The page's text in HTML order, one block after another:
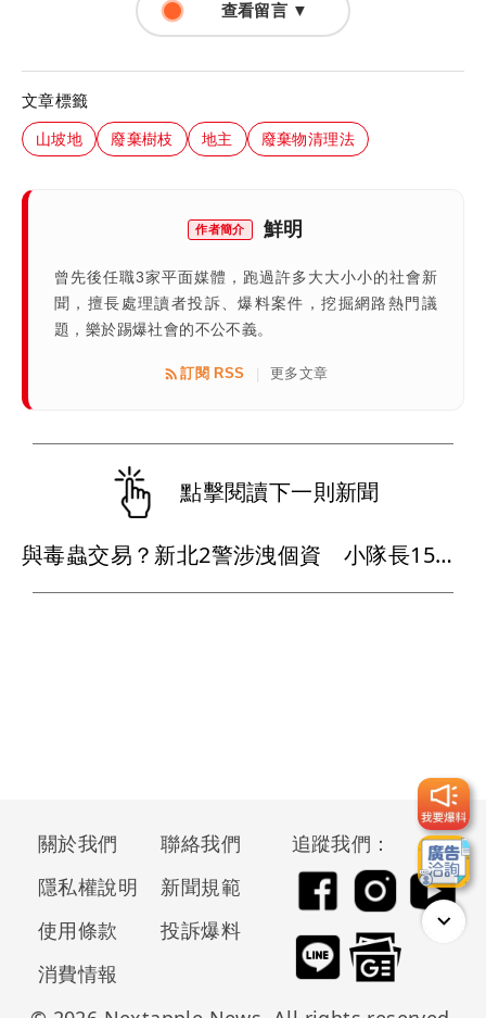
查看留言 ▼
文章標籤
山坡地 廢棄樹枝 地主 廢棄物清理法
作者簡介 鮮明
曾先後任職3家平面媒體，跑過許多大大小小的社會新
聞，擅長處理讀者投訴、爆料案件，挖掘網路熱門議
題，樂於踢爆社會的不公不義。
訂閱 RSS | 更多文章
點擊閱讀下一則新聞
與毒蟲交易？新北2警涉洩個資 小隊長15萬交保
關於我們
聯絡我們
隱私權說明
新聞規範
使用條款
投訴爆料
消費情報
追蹤我們：